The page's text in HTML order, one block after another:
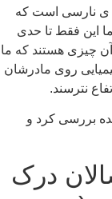
ی نارسی است که
این فقط تا حدی
چیزی هستند که ما
روی مادرشان
نترسند.
بررسی کرد و
درک